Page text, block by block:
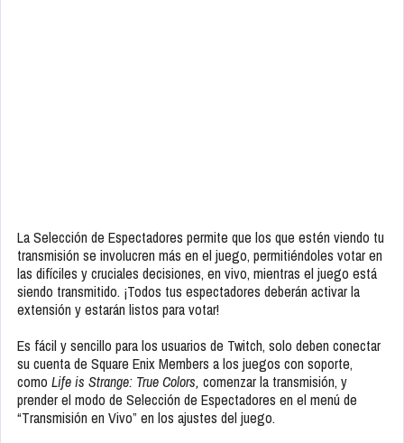
La Selección de Espectadores permite que los que estén viendo tu
transmisión se involucren más en el juego, permitiéndoles votar en
las difíciles y cruciales decisiones, en vivo, mientras el juego está
siendo transmitido. ¡Todos tus espectadores deberán activar la
extensión y estarán listos para votar!
Es fácil y sencillo para los usuarios de Twitch, solo deben conectar
su cuenta de Square Enix Members a los juegos con soporte,
como Life is Strange: True Colors, comenzar la transmisión, y
prender el modo de Selección de Espectadores en el menú de
“Transmisión en Vivo” en los ajustes del juego.